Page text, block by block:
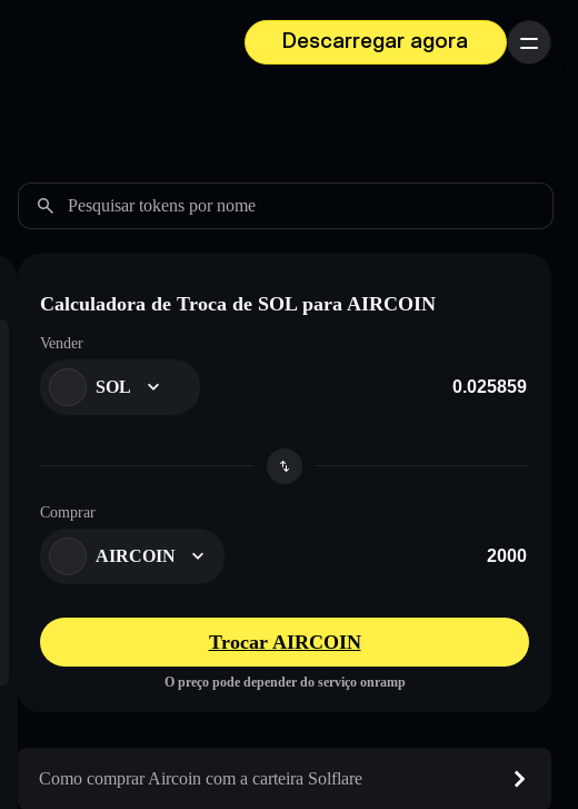
Descarregar agora
Menu
Pesquisar tokens por nome
Calculadora de Troca de SOL para AIRCOIN
Vender
SOL
Comprar
AIRCOIN
Trocar AIRCOIN
O preço pode depender do serviço onramp
Como comprar Aircoin com a carteira Solflare